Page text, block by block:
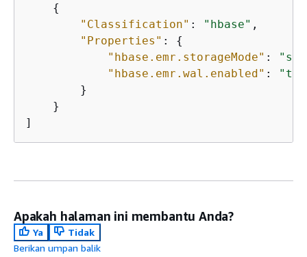
{
"Classification" : "hbase" ,
"Properties" : {
"hbase.emr.storageMode" : "s3"
"hbase.emr.wal.enabled" :
        }
    }
]
Apakah halaman ini membantu Anda?
Ya
Tidak
Berikan umpan balik